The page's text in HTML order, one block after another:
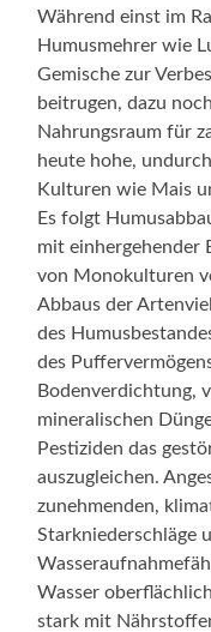
Während einst im
Humusmehrer wie
Gemische zur
beitrugen, dazu
Nahrungsraum für
heute hohe,
Kulturen wie Mais
Es folgt
mit einhergehender
von Monokulturen
Abbaus der
des
des
Bodenverdichtung,
mineralischen
Pestiziden das
auszugleichen.
zunehmenden,
Starkniederschläge
Wasser
stark mit